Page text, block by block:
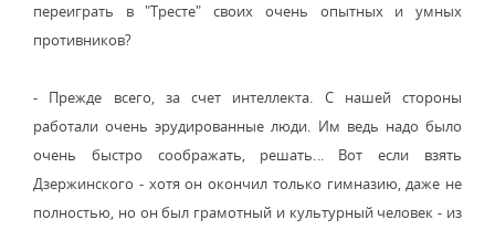
переиграть в "Тресте" своих очень опытных и умных
противников?
- Прежде всего, за счет интеллекта. С нашей стороны
работали очень эрудированные люди. Им ведь надо было
очень быстро соображать, решать... Вот если взять
Дзержинского - хотя он окончил только гимназию, даже не
полностью, но он был грамотный и культурный человек - из